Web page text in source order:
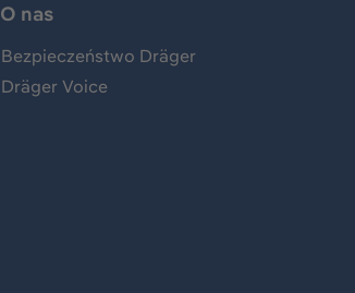
O nas
Bezpieczeństwo Dräger
Dräger Voice